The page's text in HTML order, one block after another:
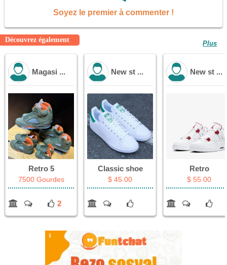
Soyez le premier à commenter !
Découvrez également
Magasi ...
Retro 5
7500 Gourdes
2
New st ...
Classic shoe
$ 45.00
New st ...
Retro
$ 55.00
Plus